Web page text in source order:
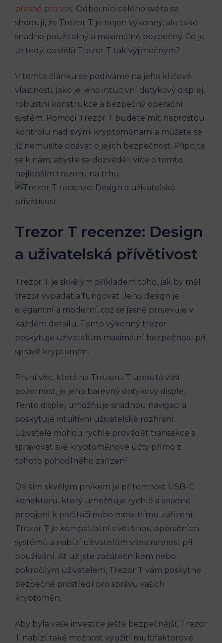
přesně pro vás. Odborníci celého světa se
shodují, že Trezor T je nejen výkonný, ale také
snadno použitelný a maximálně bezpečný. Co je
to tedy, co dělá Trezor T tak výjimečným?
V tomto článku se podíváme na jeho klíčové
vlastnosti, jako je jeho intuitivní dotykový displej,
robustní konstrukce a bezpečný operační
systém. Pomocí Trezor T budete mít naprostou
kontrolu nad svými kryptoměnami a můžete se
již nemusíte obávat o jejich bezpečnost. Připojte
se k nám, abyste se dozvěděli více o tomto
nejlepším trezoru na trhu.
Trezor T recenze: Design
a uživatelská přívětivost
Trezor T je skvělým příkladem toho, jak by měl
trezor vypadat a fungovat. Jeho design je
elegantní a moderní, což se jasně projevuje v
každém detailu. Tento výkonný trezor
poskytuje uživatelům maximální bezpečnost při
správě kryptoměn.
První věc, která na Trezoru T upoutá vaši
pozornost, je jeho barevný dotykový displej.
Tento displej umožňuje snadnou navigaci a
poskytuje intuitivní uživatelské rozhraní.
Uživatelé mohou rychle provádět transakce a
spravovat své kryptoměnové účty přímo z
tohoto pohodlného zařízení.
Dalším skvělým prvkem je přítomnost USB-C
konektoru, který umožňuje rychlé a snadné
připojení k počítači nebo mobilnímu zařízení.
Trezor T je kompatibilní s většinou operačních
systémů a nabízí uživatelům všestrannost při
používání. Ať už jste začátečníkem nebo
pokročilým uživatelem, Trezor T vám poskytne
bezpečné prostředí pro správu vašich
kryptoměn.
Aby byla vaše investice ještě bezpečnější, Trezor
T nabízí také možnost využití multifaktorové